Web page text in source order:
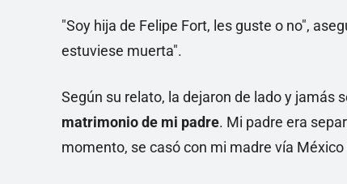
"Soy hija de Felipe Fort, les guste o no",
estuviese muerta".
Según su relato, la dejaron de lado y jamás
matrimonio de mi padre. Mi padre era
momento, se casó con mi madre vía